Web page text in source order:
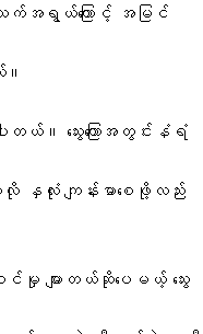
က်အရွယ်ကြောင့် အမြင်
။
ေပါတယ်။ သွေးကြောအတွင်းနံရံ
လို နှလုံးကျန်းမာစေဖို့လည်း
မှု များတယ်ဆိုပေမယ့် သွေး